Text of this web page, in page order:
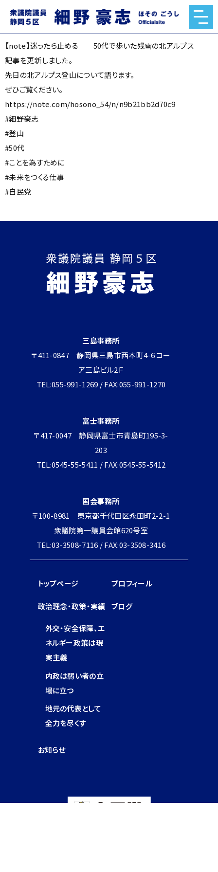
【note】迷ったら止める──50代で歩いた残雪の北アルプス
2026.05.30
【note】迷ったら止める──50代で歩いた残雪の北アルプス
記事を更新しました。
先日の北アルプス登山について語ります。
ぜひご覧ください。
https://note.com/hosono_54/n/n9b21bb2d70c9
#細野豪志
#登山
#50代
#ことを為すために
#未来をつくる仕事
#自民党
三島事務所
〒411-0847 静岡県三島市西本町4-6 コー
ア三島ビル2Ｆ
TEL:055-991-1269 / FAX:055-991-1270
富士事務所
〒417-0047 静岡県富士市青島町195-3-
203
TEL:0545-55-5411 / FAX:0545-55-5412
国会事務所
〒100-8981 東京都千代田区永田町2-2-1
衆議院第一議員会館620号室
TEL:03-3508-7116 / FAX:03-3508-3416
トップページ プロフィール
政治理念・政策・実績
外交・安全保障、エ
ネルギー政策は現
実主義
内政は弱い者の立
場に立つ
地元の代表として
全力を尽くす
ブログ
お知らせ